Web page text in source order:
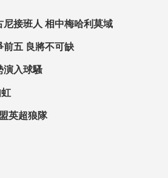
接班人 相中梅哈利莫域
前五 良將不可缺
演入球騷
英超狼隊